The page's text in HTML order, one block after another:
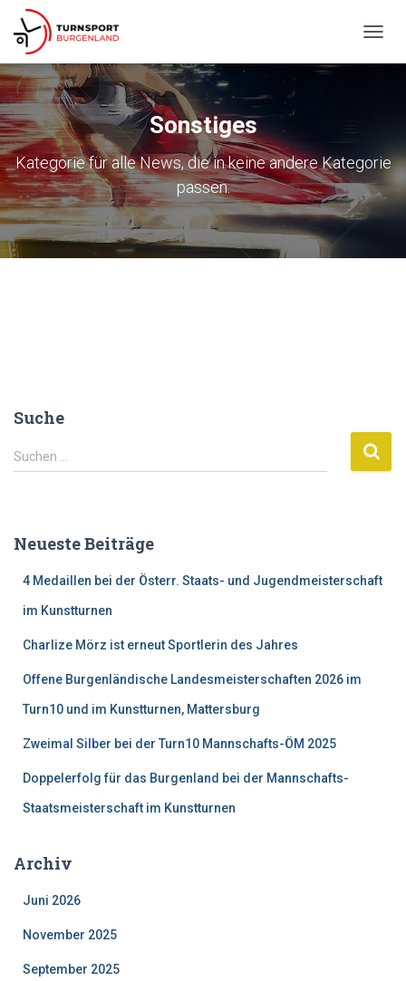
Sonstiges
Kategorie für alle News, die in keine andere Kategorie
passen.
Suche
S
u
n
Suchen …
Neueste Beiträge
4 Medaillen bei der Österr. Staats- und Jugendmeisterschaft
im Kunstturnen
Charlize Mörz ist erneut Sportlerin des Jahres
Offene Burgenländische Landesmeisterschaften 2026 im
Turn10 und im Kunstturnen, Mattersburg
Zweimal Silber bei der Turn10 Mannschafts-ÖM 2025
Doppelerfolg für das Burgenland bei der Mannschafts-
Staatsmeisterschaft im Kunstturnen
Archiv
Juni 2026
November 2025
September 2025